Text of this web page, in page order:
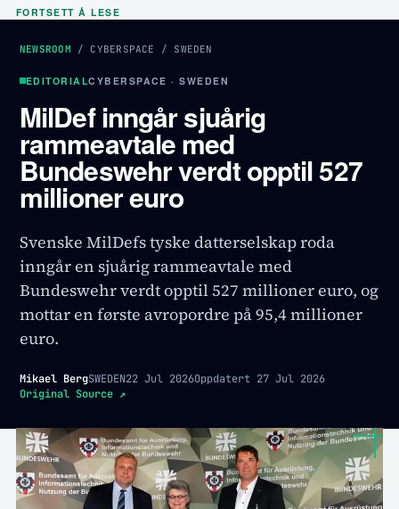
FORTSETT Å LESE
NEWSROOM / CYBERSPACE / SWEDEN
EDITORIALCYBERSPACE · SWEDEN
MilDef inngår sjuårig
rammeavtale med
Bundeswehr verdt opptil 527
millioner euro
Svenske MilDefs tyske datterselskap roda
inngår en sjuårig rammeavtale med
Bundeswehr verdt opptil 527 millioner euro, og
mottar en første avropordre på 95,4 millioner
euro.
Mikael BergSWEDEN22 Jul 2026Oppdatert 27 Jul 2026
Original Source ↗